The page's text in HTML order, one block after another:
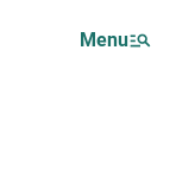
Menu